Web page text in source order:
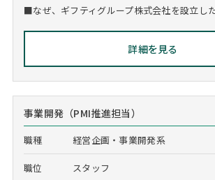
■なぜ、ギフティグループ株式会社を設立し
詳細を見る
事業開発（PMI推進担当）
職種 経営企画・事業開発系
職位 スタッフ